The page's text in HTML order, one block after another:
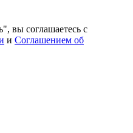
вы соглашаетесь с
и Соглашением об